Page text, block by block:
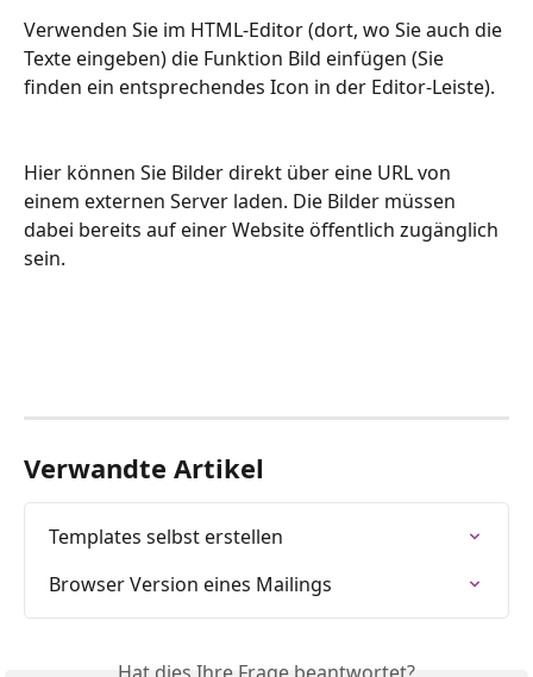
Verwenden Sie im HTML-Editor (dort, wo Sie auch die
Texte eingeben) die Funktion Bild einfügen (Sie
finden ein entsprechendes Icon in der Editor-Leiste).
Hier können Sie Bilder direkt über eine URL von
einem externen Server laden. Die Bilder müssen
dabei bereits auf einer Website öffentlich zugänglich
sein.
Verwandte Artikel
Templates selbst erstellen
Browser Version eines Mailings